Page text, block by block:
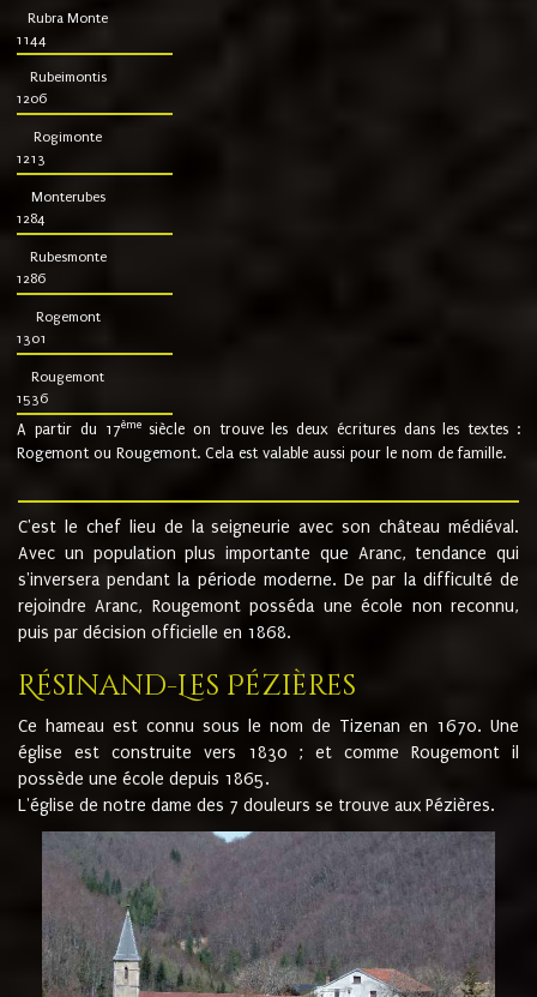
Rubra Monte
1144
Rubeimontis
1206
Rogimonte
1213
Monterubes
1284
Rubesmonte
1286
Rogemont
1301
Rougemont
1536
A partir du 17ème siècle on trouve les deux écritures dans les textes :
Rogemont ou Rougemont. Cela est valable aussi pour le nom de famille.
C'est le chef lieu de la seigneurie avec son château médiéval.
Avec un population plus importante que Aranc, tendance qui
s'inversera pendant la période moderne. De par la difficulté de
rejoindre Aranc, Rougemont posséda une école non reconnu,
puis par décision officielle en 1868.
Résinand-Les Pézières
Ce hameau est connu sous le nom de Tizenan en 1670. Une
église est construite vers 1830 ; et comme Rougemont il
possède une école depuis 1865.
L'église de notre dame des 7 douleurs se trouve aux Pézières.